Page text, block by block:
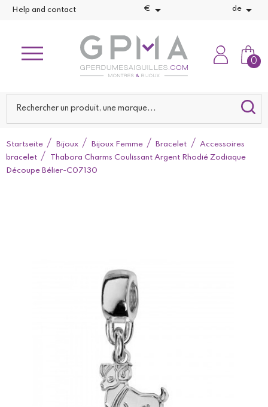
Help and contact €  de 
0
Startseite Bijoux Bijoux Femme Bracelet
Accessoires
bracelet
Thabora Charms Coulissant Argent Rhodié Zodiaque
Découpe Bélier-C07130